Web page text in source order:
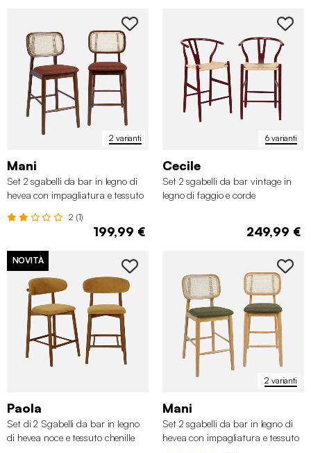
2 varianti
Mani
Set 2 sgabelli da bar in legno di
hevea con impagliatura e tessuto
2 (1)
199,99 €
6 varianti
Cecile
Set 2 sgabelli da bar vintage in
legno di faggio e corde
249,99 €
NOVITÀ
Paola
Set di 2 Sgabelli da bar in legno
di hevea noce e tessuto chenille
2 varianti
Mani
Set 2 sgabelli da bar in legno di
hevea con impagliatura e tessuto